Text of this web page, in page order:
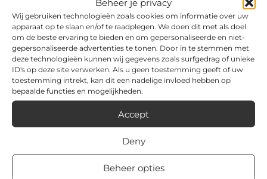
Beheer je privacy
Wij gebruiken technologieën zoals cookies om informatie over uw
apparaat op te slaan en/of te raadplegen. We doen dit met als doel
om de beste ervaring te bieden en om gepersonaliseerde en niet-
gepersonaliseerde advertenties te tonen. Door in te stemmen met
deze technologieën kunnen wij gegevens zoals surfgedrag of unieke
ID's op deze site verwerken. Als u geen toestemming geeft of uw
toestemming intrekt, kan dit een nadelige invloed hebben op
bepaalde functies en mogelijkheden.
Accept
Deny
Beheer opties